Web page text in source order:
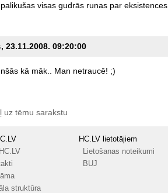
palikušas visas gudrās runas par eksistences
, 23.11.2008. 09:20:00
kā māk.. Man netraucē! ;)
uz tēmu sarakstu
struktūra
HC.LV lietotājiem
Lietošanas noteikumi
BUJ